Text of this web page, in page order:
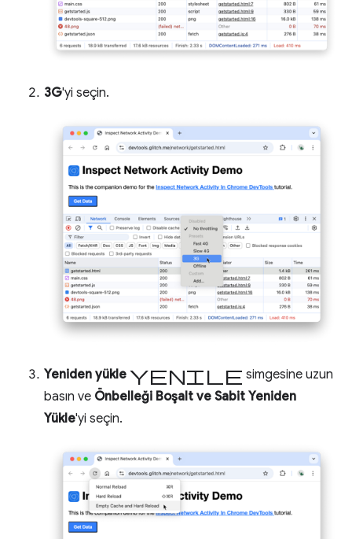
3G'yi seçin.
Yeniden yükle yenile simgesine uzun
basın ve Önbelleği Boşalt ve Sabit Yeniden
Yükle'yi seçin.